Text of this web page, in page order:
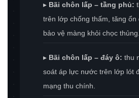
▸ Bãi chôn lấp – tầng phủ:
trên lớp chống thấm, tăng ổn
bảo vệ màng khỏi chọc thủng.
▸ Bãi chôn lấp – đáy ô: thu
soát áp lực nước trên lớp lót
mạng thu chính.